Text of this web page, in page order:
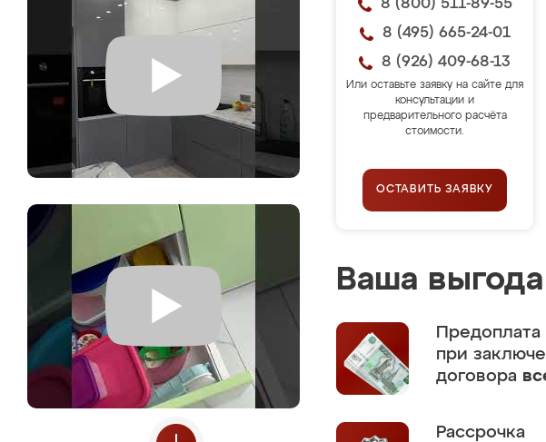
8 (800) 511-89-55
8 (495) 665-24-01
8 (926) 409-68-13
Или оставьте заявку на сайте для
консультации и
предварительного расчёта
стоимости.
ОСТАВИТЬ ЗАЯВКУ
Ваша
Предоплата
при
договора
Рассрочка